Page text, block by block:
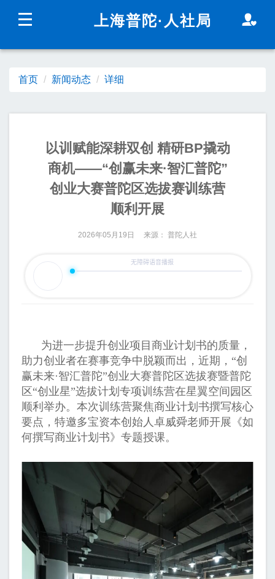
上海城市精神：
海纳百川
新闻动态 政务公开
政民互动
上海普陀·人社局
首页 新闻动态 详细
以训赋能深耕双创 精研BP撬动
商机——“创赢未来·智汇普陀”
创业大赛普陀区选拔赛训练营
顺利开展
2026年05月19日 来源： 普陀人社
为进一步提升创业项目商业计划书的质量，
助力创业者在赛事竞争中脱颖而出，近期，“创
赢未来·智汇普陀”创业大赛普陀区选拔赛暨普陀
区“创业星”选拔计划专项训练营在星翼空间园区
顺利举办。本次训练营聚焦商业计划书撰写核心
要点，特邀多宝资本创始人卓威舜老师开展《如
何撰写商业计划书》专题授课。